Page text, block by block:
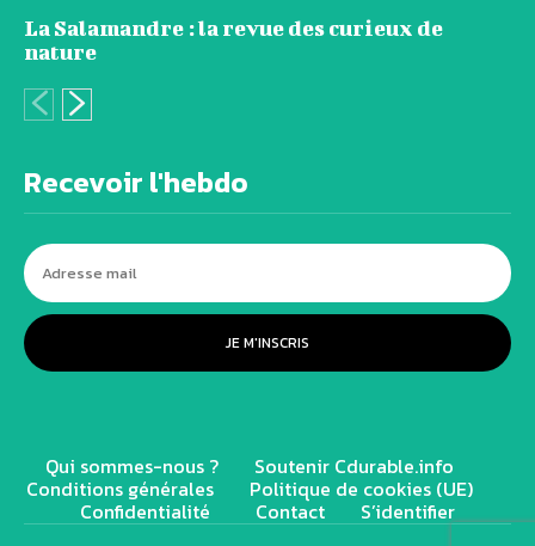
La Salamandre : la revue des curieux de
nature
Recevoir l'hebdo
JE M'INSCRIS
Qui sommes-nous ? Soutenir Cdurable.info
Conditions générales Politique de cookies (UE)
Confidentialité Contact S’identifier